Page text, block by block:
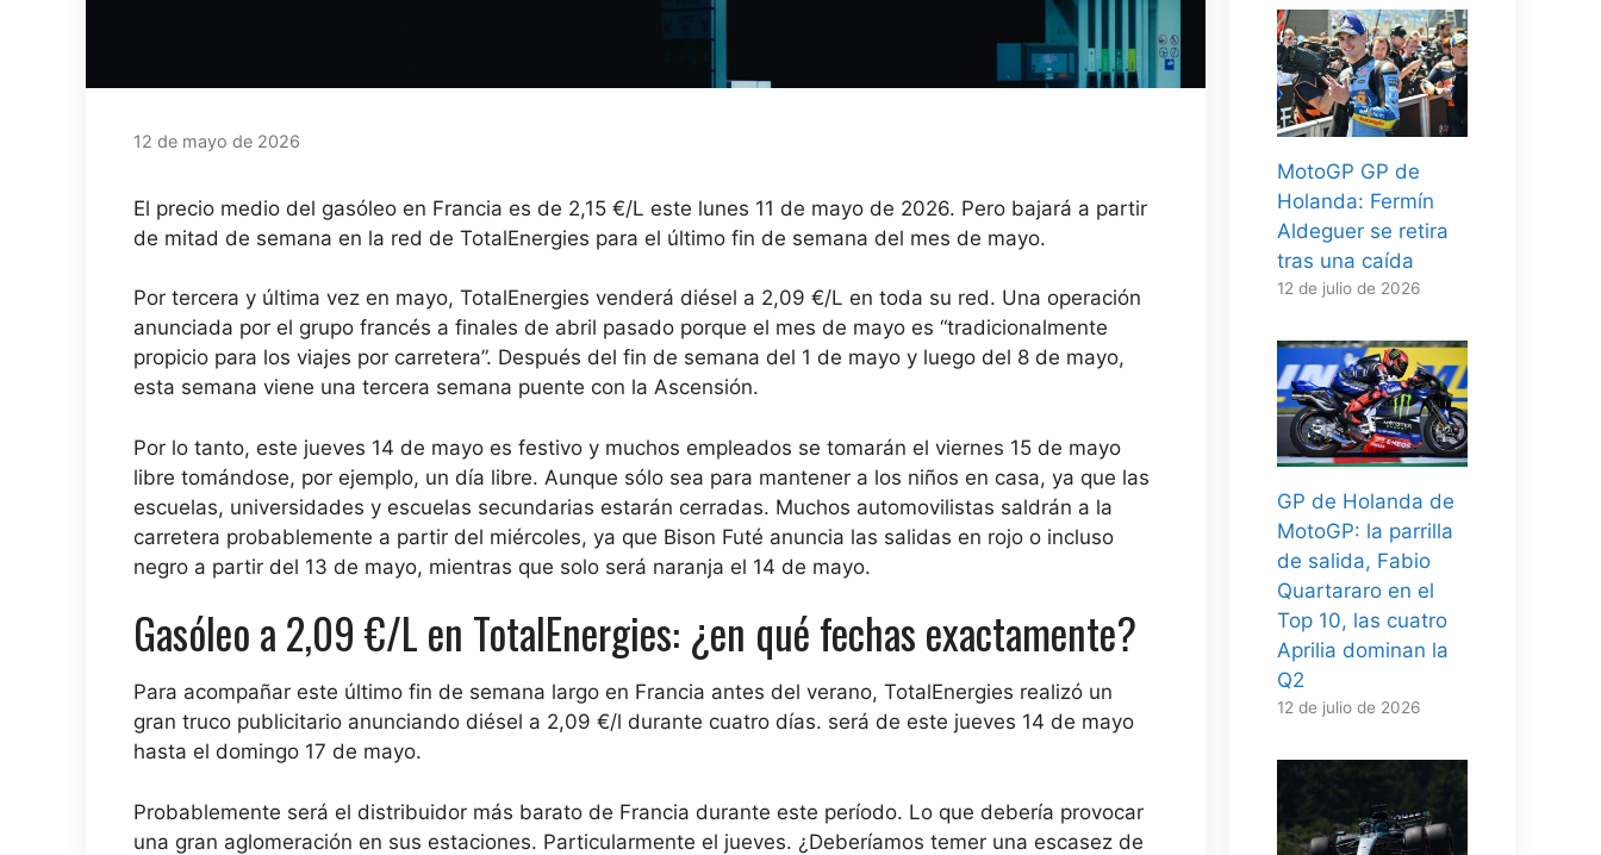
12 de mayo de 2026
El precio medio del gasóleo en Francia es de 2,15 €/L este lunes 11 de mayo de 2026. Pero bajará a partir
de mitad de semana en la red de TotalEnergies para el último fin de semana del mes de mayo.
Por tercera y última vez en mayo, TotalEnergies venderá diésel a 2,09 €/L en toda su red. Una operación
anunciada por el grupo francés a finales de abril pasado porque el mes de mayo es “tradicionalmente
propicio para los viajes por carretera”. Después del fin de semana del 1 de mayo y luego del 8 de mayo,
esta semana viene una tercera semana puente con la Ascensión.
Por lo tanto, este jueves 14 de mayo es festivo y muchos empleados se tomarán el viernes 15 de mayo
libre tomándose, por ejemplo, un día libre. Aunque sólo sea para mantener a los niños en casa, ya que las
escuelas, universidades y escuelas secundarias estarán cerradas. Muchos automovilistas saldrán a la
carretera probablemente a partir del miércoles, ya que Bison Futé anuncia las salidas en rojo o incluso
negro a partir del 13 de mayo, mientras que solo será naranja el 14 de mayo.
Gasóleo a 2,09 €/L en TotalEnergies: ¿en qué fechas exactamente?
Para acompañar este último fin de semana largo en Francia antes del verano, TotalEnergies realizó un
gran truco publicitario anunciando diésel a 2,09 €/l durante cuatro días. será de este jueves 14 de mayo
hasta el domingo 17 de mayo.
Probablemente será el distribuidor más barato de Francia durante este período. Lo que debería provocar
una gran aglomeración en sus estaciones. Particularmente el jueves. ¿Deberíamos temer una escasez de
MotoGP GP de
Holanda: Fermín
Aldeguer se retira
tras una caída
12 de julio de 2026
GP de Holanda de
MotoGP: la parrilla
de salida, Fabio
Quartararo en el
Top 10, las cuatro
Aprilia dominan la
Q2
12 de julio de 2026